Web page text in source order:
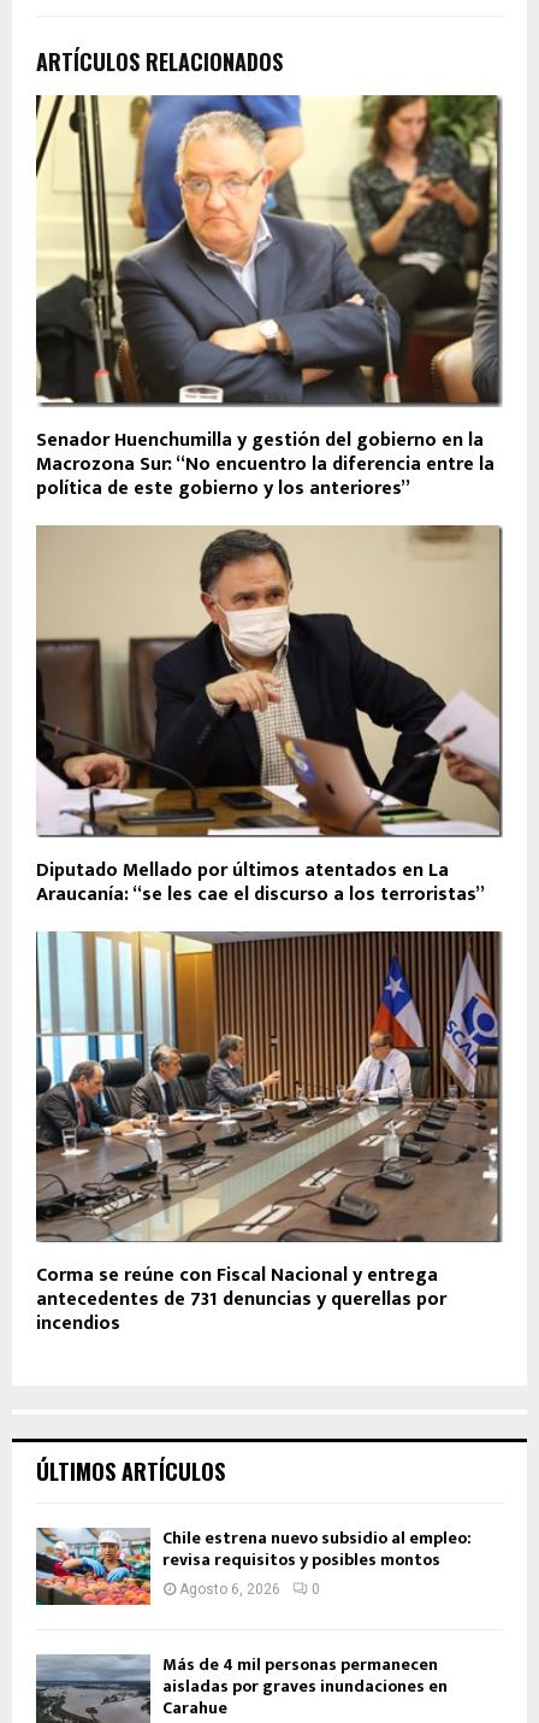
ARTÍCULOS RELACIONADOS
Senador Huenchumilla y gestión del gobierno en la
Macrozona Sur: “No encuentro la diferencia entre la
política de este gobierno y los anteriores”
Diputado Mellado por últimos atentados en La
Araucanía: “se les cae el discurso a los terroristas”
Corma se reúne con Fiscal Nacional y entrega
antecedentes de 731 denuncias y querellas por
incendios
ÚLTIMOS ARTÍCULOS
Chile estrena nuevo subsidio al empleo:
revisa requisitos y posibles montos
Agosto 6, 2026 0
Más de 4 mil personas permanecen
aisladas por graves inundaciones en
Carahue